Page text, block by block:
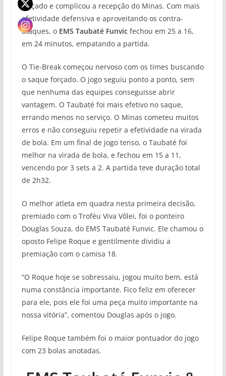
forçado e complicou a recepção do Minas. Com mais
efetividade defensiva e aproveitando os contra-
ataques, oEMS Taubaté Funvicfechou em 25 a 16,
em 24 minutos, empatando a partida.
O Tie-Break começou nervoso com os times buscando
o saque forçado. O jogo seguiu ponto a ponto, sem
que nenhuma das equipes conseguisse abrir
vantagem. O Taubaté foi mais efetivo no saque,
errando menos no serviço. O Minas cometeu muitos
erros e não conseguiu repetir a efetividade na virada
de bola. Em um final de jogo tenso, o Taubaté foi
melhor na virada de bola, e fechou em 15 a 11,
vencendo por 3 sets a 2. A partida teve duração total
de 2h32.
O melhor atleta em quadra nesta primeira decisão,
premiado com o Troféu Viva Vôlei, foi o ponteiro
Douglas Souza, do EMS Taubaté Funvic. Ele chamou o
oposto Felipe Roque e gentilmente dividiu a
premiação com o camisa 18.
“O Roque hoje se sobressaiu, jogou muito bem, está
numa constância importante. Fico feliz em oferecer
para ele, pois ele foi uma peça muito importante na
nossa vitória”, comentou Douglas após o jogo.
Felipe Roque também foi o maior pontuador do jogo
com 23 bolas anotadas.